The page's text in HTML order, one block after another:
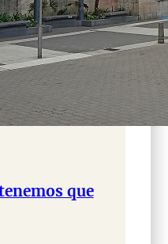
que